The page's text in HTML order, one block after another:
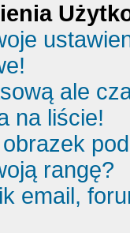
ale
na liście!
rangę?
email,